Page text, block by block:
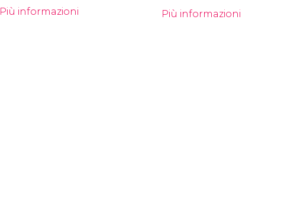
Più informazioni
Più informazioni